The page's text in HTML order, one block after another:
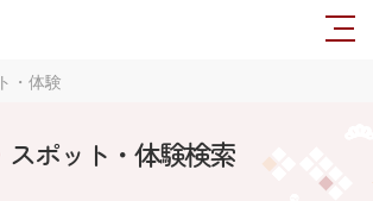
・体験
スポット・体験検索